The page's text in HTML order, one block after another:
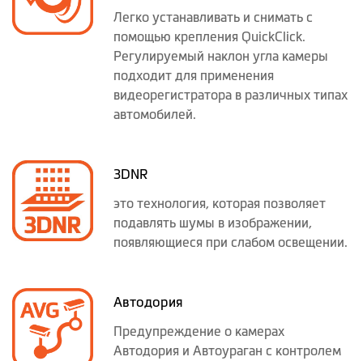
Легко устанавливать и снимать с
помощью крепления QuickClick.
Регулируемый наклон угла камеры
подходит для применения
видеорегистратора в различных типах
автомобилей.
3DNR
это технология, которая позволяет
подавлять шумы в изображении,
появляющиеся при слабом освещении.
Автодория
Предупреждение о камерах
Автодория и Автоураган с контролем